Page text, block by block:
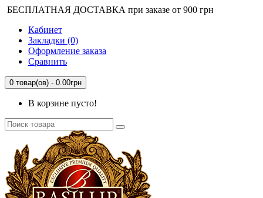
БЕСПЛАТНАЯ ДОСТАВКА при заказе от 900 грн
Кабинет
Закладки (0)
Оформление заказа
Сравнить
0 товар(ов) - 0.00грн
В корзине пусто!